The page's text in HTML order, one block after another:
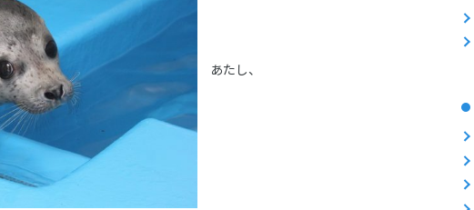
あたし、